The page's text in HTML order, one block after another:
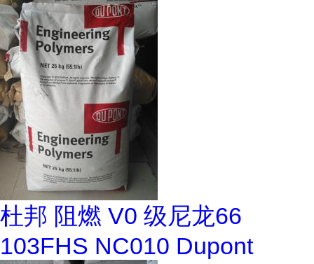
杜邦 阻燃 V0 级尼龙66
103FHS NC010 Dupont